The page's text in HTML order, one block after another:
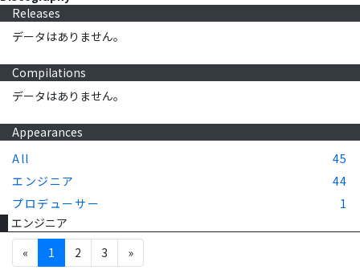
Releases
データはありません。
Compilations
データはありません。
Appearances
All
45
エンジニア
44
プロデューサー
1
エンジニア
«
1 2 3 »